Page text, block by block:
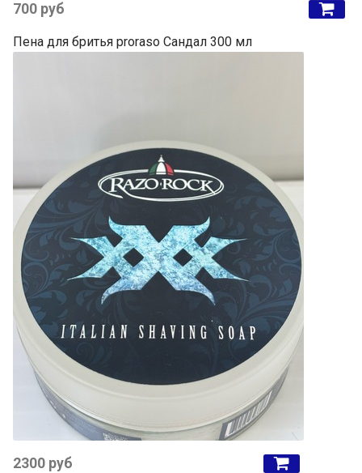
700 руб
Пена для бритья proraso Сандал 300 мл
2300 руб